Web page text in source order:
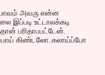
அவரு என்ன
இப்படி உட்டாலக்கடி
பரிதாபபட்டேன்.
கிண்டலோ..கலாய்ப்போ